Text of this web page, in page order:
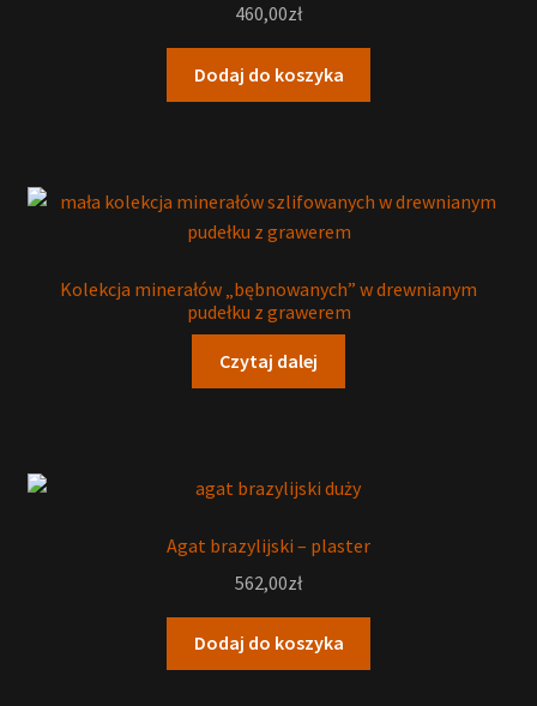
460,00zł
Dodaj do koszyka
Kolekcja minerałów „bębnowanych” w drewnianym
pudełku z grawerem
Czytaj dalej
Agat brazylijski – plaster
562,00zł
Dodaj do koszyka